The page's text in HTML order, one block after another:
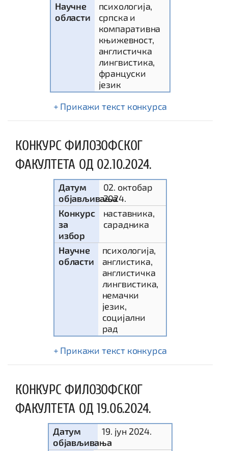
Научне
области
психологија,
српска и
компаративна
књижевност,
англистичка
лингвистика,
француски
језик
текст конкурса
КОНКУРС ФИЛОЗОФСКОГ
ФАКУЛТЕТА ОД 02.10.2024.
Датум
објављивања
02. октобар
2024.
Конкурс
за
избор
наставника,
сарадника
Научне
области
психологија,
англистика,
англистичка
лингвистика,
немачки
језик,
социјални
рад
текст конкурса
КОНКУРС ФИЛОЗОФСКОГ
ФАКУЛТЕТА ОД 19.06.2024.
Датум
објављивања
19. јун 2024.